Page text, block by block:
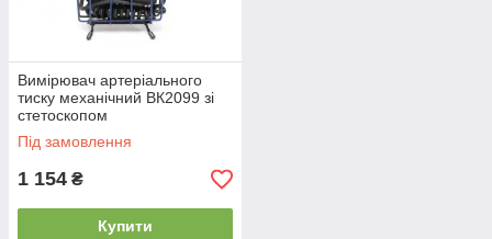
Вимірювач артеріального
тиску механічний ВК2099 зі
стетоскопом
Під замовлення
1 154 ₴
Купити